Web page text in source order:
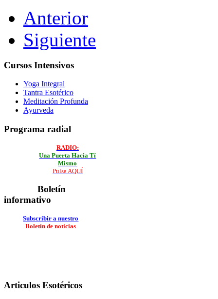
Anterior
Siguiente
Cursos Intensivos
Yoga Integral
Tantra Esotérico
Meditación Profunda
Ayurveda
Programa radial
RADIO:
Una PuertaHacia Tí
Mismo
Pulsa AQUÍ
Boletín
informativo
Subscribir a nuestro
Boletín de noticias
Articulos Esotéricos